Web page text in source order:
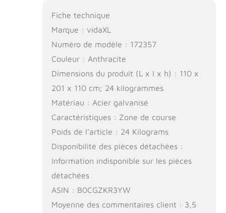
Fiche technique
Marque : vidaXL
Numéro de modèle : 172357
Couleur : Anthracite
Dimensions du produit (L x l x h) : 110 x
201 x 110 cm; 24 kilogrammes
Matériau : Acier galvanisé
Caractéristiques : Zone de course
Poids de l’article : 24 Kilograms
Disponibilité des pièces détachées :
Information indisponible sur les pièces
détachées
ASIN : B0CGZKR3YW
Moyenne des commentaires client : 3,5